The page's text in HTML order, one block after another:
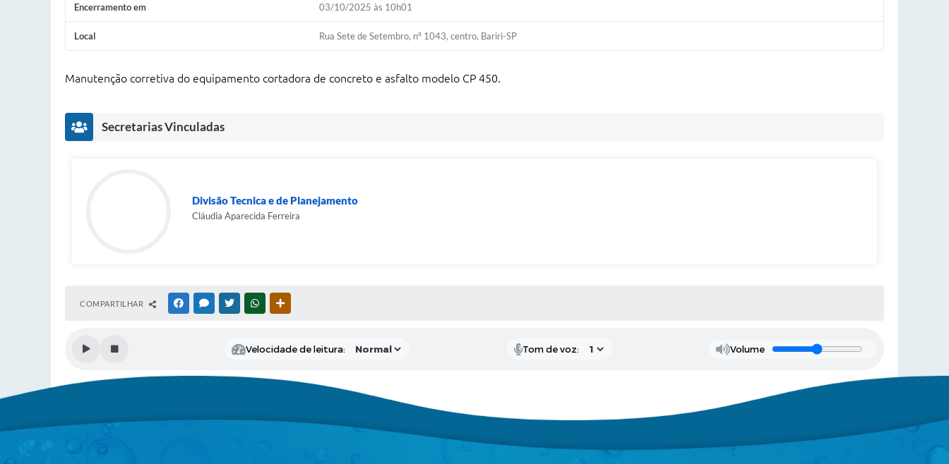
Encerramento em 03/10/2025 às 10h01
Local Rua Sete de Setembro, nº 1043, centro, Bariri-SP
Manutenção corretiva do equipamento cortadora de concreto e asfalto modelo CP 450.
Secretarias Vinculadas
Divisão Tecnica e de Planejamento
Cláudia Aparecida Ferreira
COMPARTILHAR FACEBOOKMESSENGER
TWITTERWHATSAPP
Velocidade de leitura: Tom de voz: Volume